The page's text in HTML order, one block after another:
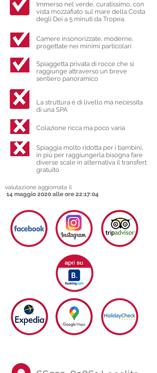
Immerso nel verde, curatissimo, con
vista mozzafiato sul mare della Costa
degli Dei a 5 minuti da Tropea.
Camere insonorizzate, moderne,
progettate nei minimi particolari
Spiaggetta privata di rocce che si
raggiunge attraverso un breve
sentiero panoramico
La struttura è di livello ma necessita
di una SPA
Colazione ricca ma poco varia
Spiaggia molto ridotta per i bambini,
in più per raggiungerla bisogna fare
diverse scale in alternativa il transfert
gratuito
valutazione aggiornata il
14 maggio 2020 alle ore 22:17:04